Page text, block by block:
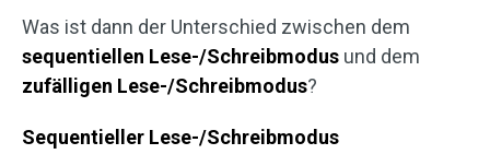
Was ist dann der Unterschied zwischen dem
sequentiellen Lese-/Schreibmodus und dem
zufälligen Lese-/Schreibmodus?
Sequentieller Lese-/Schreibmodus